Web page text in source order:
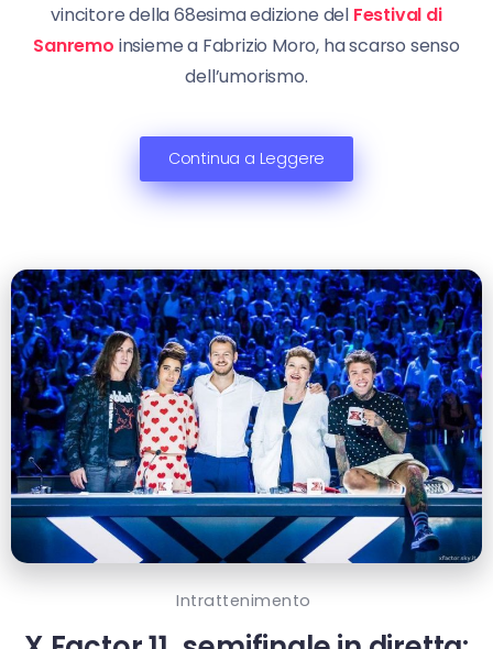
vincitore della 68esima edizione del Festival di
Sanremo insieme a Fabrizio Moro, ha scarso senso
dell’umorismo.
Continua a Leggere
Intrattenimento